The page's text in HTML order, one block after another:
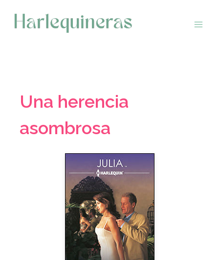
contenido
Una herencia
asombrosa